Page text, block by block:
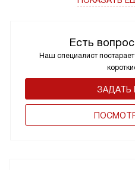
Есть
Наш специалист
ЗАДАТЬ